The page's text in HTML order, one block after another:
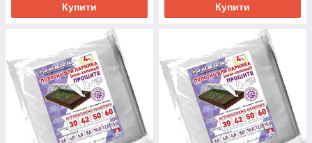
Купити Купити